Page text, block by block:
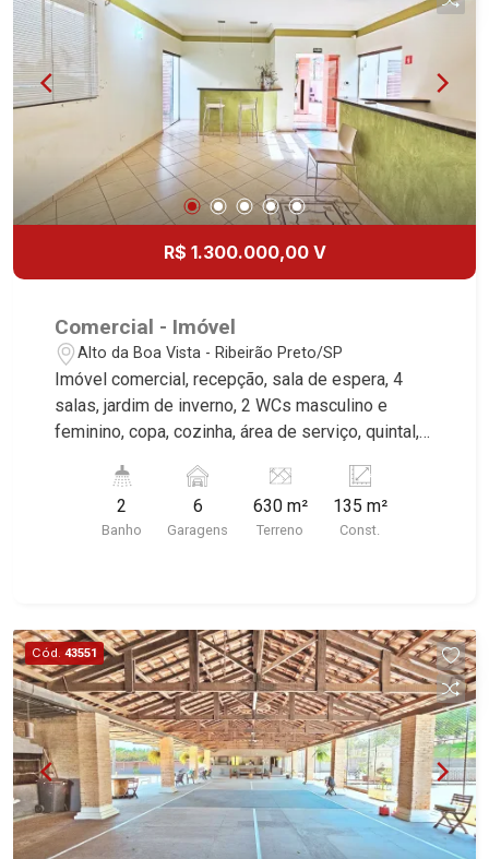
| Ribeirão Preto.
R$ 1.300.000,00 V
Comercial - Imóvel
Alto da Boa Vista - Ribeirão Preto/SP
Imóvel comercial, recepção, sala de espera, 4
salas, jardim de inverno, 2 WCs masculino e
feminino, copa, cozinha, área de serviço, quintal, 6
Av. Ver. Manir Calil. Martinelli Imobiliária,
referência no mercado imobiliário desde 2000.
Especialistas em Venda e Locação! Avenida
2
Banho
6
Garagens
630 m²
Terreno
135 m²
Const.
Cód. 43551